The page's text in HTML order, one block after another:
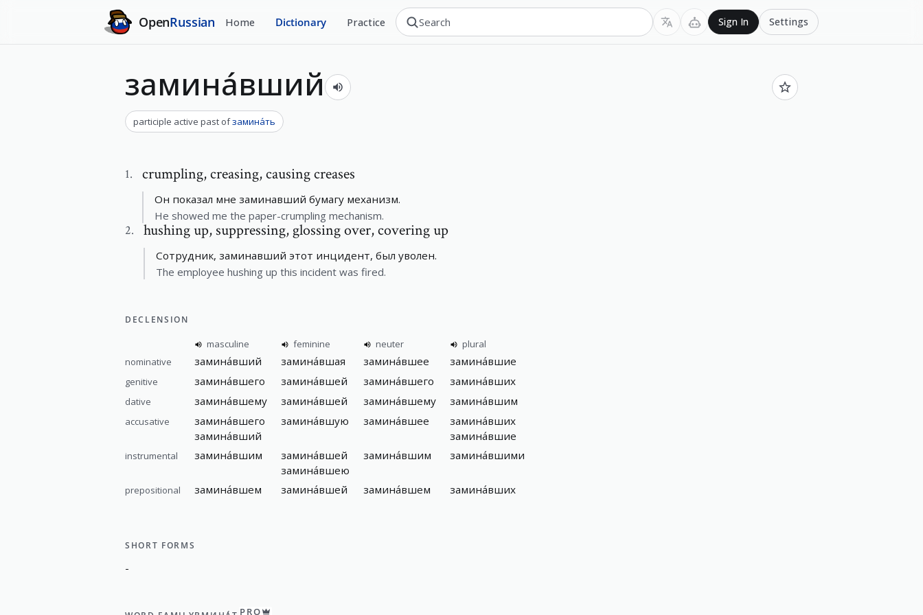
OpenRussian Home Dictionary Practice Sign In Settings
замина́вший
participle active past ofзамина́ть
1. crumpling,creasing, causing creases
Он показал мне заминавший бумагу механизм.
He showed me the paper-crumpling mechanism.
2. hushing up, suppressing, glossing over, covering up
Сотрудник, заминавший этот инцидент, был уволен.
The employee hushing up this incident was fired.
DECLENSION
masculine feminine neuter
plural
nominative
замина́вший замина́вшая замина́вшее замина́вшие
genitive замина́вшего замина́вшей замина́вшего замина́вших
dative замина́вшему замина́вшей замина́вшему замина́вшим
accusative
замина́вшего
замина́вший
замина́вшую замина́вшее
замина́вших
замина́вшие
instrumental замина́вшим
замина́вшей
замина́вшею
замина́вшим замина́вшими
prepositional замина́вшем замина́вшей замина́вшем замина́вших
SHORT FORMS
-
PRO